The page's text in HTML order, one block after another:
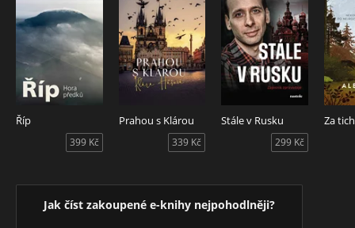
Říp
399 Kč
Prahou s Klárou
339 Kč
Stále v Rusku
299 Kč
Jak číst zakoupené e-knihy nejpohodlněji?